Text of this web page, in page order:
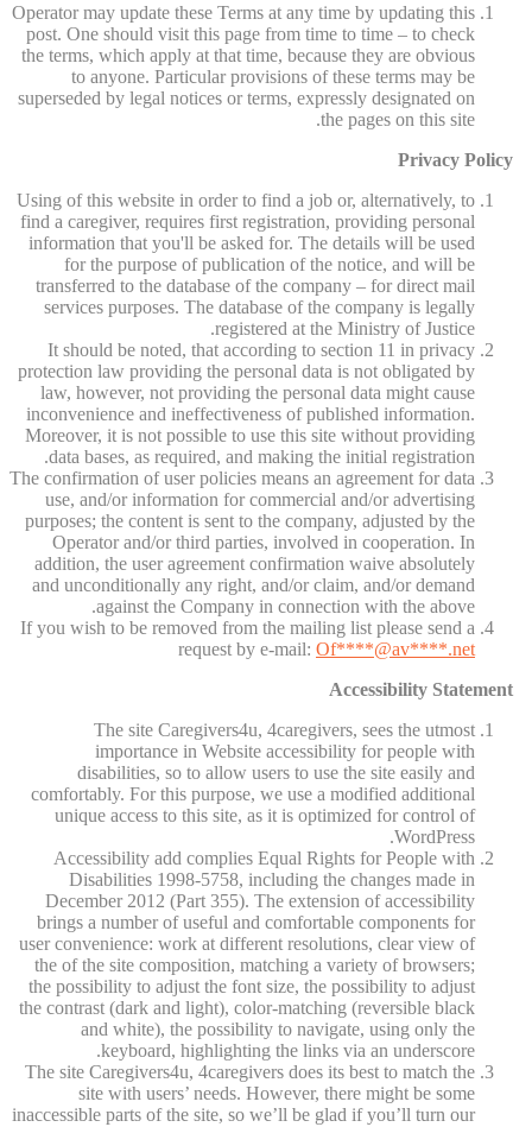
Operator may update these Terms at any time by updating this
post. One should visit this page from time to time – to check
the terms, which apply at that time, because they are obvious
to anyone. Particular provisions of these terms may be
superseded by legal notices or terms, expressly designated on
the pages on this site.
Privacy Policy
Using of this website in order to find a job or, alternatively, to
find a caregiver, requires first registration, providing personal
information that you'll be asked for. The details will be used
for the purpose of publication of the notice, and will be
transferred to the database of the company – for direct mail
services purposes. The database of the company is legally
registered at the Ministry of Justice.
It should be noted, that according to section 11 in privacy
protection law providing the personal data is not obligated by
law, however, not providing the personal data might cause
inconvenience and ineffectiveness of published information.
Moreover, it is not possible to use this site without providing
data bases, as required, and making the initial registration.
The confirmation of user policies means an agreement for data
use, and/or information for commercial and/or advertising
purposes; the content is sent to the company, adjusted by the
Operator and/or third parties, involved in cooperation. In
addition, the user agreement confirmation waive absolutely
and unconditionally any right, and/or claim, and/or demand
against the Company in connection with the above.
If you wish to be removed from the mailing list please send a
request by e-mail: Of****@av****.net
Accessibility Statement
The site Caregivers4u, 4caregivers, sees the utmost
importance in Website accessibility for people with
disabilities, so to allow users to use the site easily and
comfortably. For this purpose, we use a modified additional
unique access to this site, as it is optimized for control of
WordPress.
Accessibility add complies Equal Rights for People with
Disabilities 1998-5758, including the changes made in
December 2012 (Part 355). The extension of accessibility
brings a number of useful and comfortable components for
user convenience: work at different resolutions, clear view of
the of the site composition, matching a variety of browsers;
the possibility to adjust the font size, the possibility to adjust
the contrast (dark and light), color-matching (reversible black
and white), the possibility to navigate, using only the
keyboard, highlighting the links via an underscore.
The site Caregivers4u, 4caregivers does its best to match the
site with users’ needs. However, there might be some
inaccessible parts of the site, so we’ll be glad if you’ll turn our